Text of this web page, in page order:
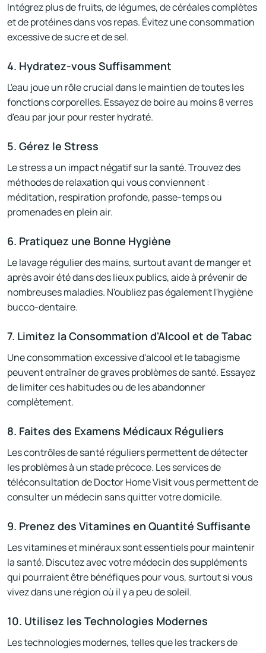
Intégrez plus de fruits, de légumes, de céréales complètes
et de protéines dans vos repas. Évitez une consommation
excessive de sucre et de sel.
4. Hydratez-vous Suffisamment
L'eau joue un rôle crucial dans le maintien de toutes les
fonctions corporelles. Essayez de boire au moins 8 verres
d'eau par jour pour rester hydraté.
5. Gérez le Stress
Le stress a un impact négatif sur la santé. Trouvez des
méthodes de relaxation qui vous conviennent :
méditation, respiration profonde, passe-temps ou
promenades en plein air.
6. Pratiquez une Bonne Hygiène
Le lavage régulier des mains, surtout avant de manger et
après avoir été dans des lieux publics, aide à prévenir de
nombreuses maladies. N'oubliez pas également l'hygiène
bucco-dentaire.
7. Limitez la Consommation d'Alcool et de Tabac
Une consommation excessive d'alcool et le tabagisme
peuvent entraîner de graves problèmes de santé. Essayez
de limiter ces habitudes ou de les abandonner
complètement.
8. Faites des Examens Médicaux Réguliers
Les contrôles de santé réguliers permettent de détecter
les problèmes à un stade précoce. Les services de
téléconsultation de Doctor Home Visit vous permettent de
consulter un médecin sans quitter votre domicile.
9. Prenez des Vitamines en Quantité Suffisante
Les vitamines et minéraux sont essentiels pour maintenir
la santé. Discutez avec votre médecin des suppléments
qui pourraient être bénéfiques pour vous, surtout si vous
vivez dans une région où il y a peu de soleil.
10. Utilisez les Technologies Modernes
Les technologies modernes, telles que les trackers de